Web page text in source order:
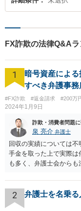
FX詐欺の法律Q&A
1
暗号資産によ
すべき弁護事務
#FX詐欺 #返金請求 #200万
2024年1月9日
詐欺・消費者問題
泉 亮介 弁護士
回収の実績については
手金を取った上で実際
も多く、弁護士会から
相談を行なっている事
かと思われます。
2 弁護士を名乗